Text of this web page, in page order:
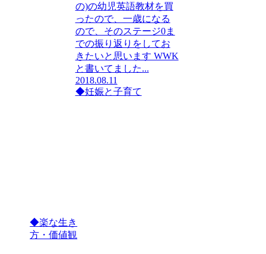
の)の幼児英語教材を買
ったので、一歳になる
ので、そのステージ0ま
での振り返りをしてお
きたいと思います WWK
と書いてました...
2018.08.11
◆妊娠と子育て
◆楽な生き
方・価値観